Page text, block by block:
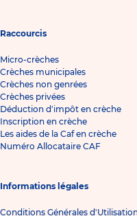
Raccourcis
Micro-crèches
Crèches municipales
Crèches non genrées
Crèches privées
Déduction d'impôt en crèche
Inscription en crèche
Les aides de la Caf en crèche
Numéro Allocataire CAF
Informations légales
Conditions Générales